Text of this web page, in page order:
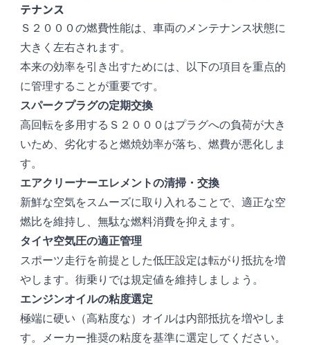
テナンス
Ｓ２０００の燃費性能は、車両のメンテナンス状態に
大きく左右されます。
本来の効率を引き出すためには、以下の項目を重点的
に管理することが重要です。
スパークプラグの定期交換
高回転を多用するＳ２０００はプラグへの負荷が大き
いため、劣化すると燃焼効率が落ち、燃費が悪化しま
す。
エアクリーナーエレメントの清掃・交換
新鮮な空気をスムーズに取り入れることで、適正な空
燃比を維持し、無駄な燃料消費を抑えます。
タイヤ空気圧の適正管理
スポーツ走行を前提とした低圧設定は転がり抵抗を増
やします。街乗りでは規定値を維持しましょう。
エンジンオイルの粘度選定
極端に硬い（高粘度な）オイルは内部抵抗を増やしま
す。メーカー推奨の粘度を基準に選定してください。